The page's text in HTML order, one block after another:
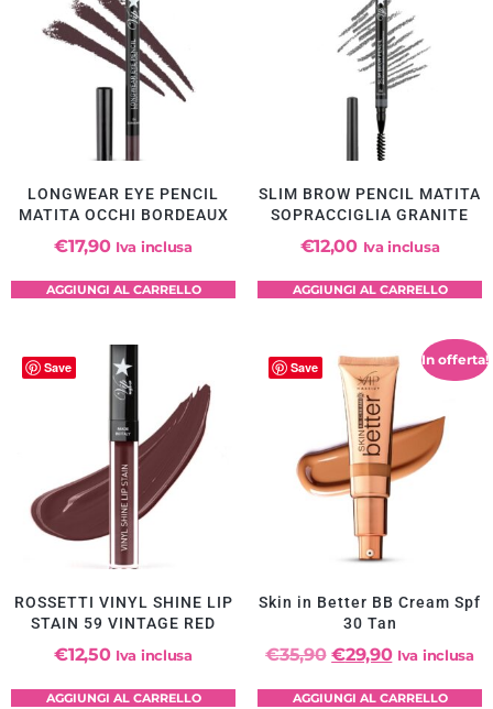
LONGWEAR EYE PENCIL
MATITA OCCHI BORDEAUX
€17,90 Iva inclusa
AGGIUNGI AL CARRELLO
SLIM BROW PENCIL MATITA
SOPRACCIGLIA GRANITE
€12,00 Iva inclusa
AGGIUNGI AL CARRELLO
Save
ROSSETTI VINYL SHINE LIP
STAIN 59 VINTAGE RED
€12,50 Iva inclusa
AGGIUNGI AL CARRELLO
Save
In offerta!
Skin in Better BB Cream Spf
30 Tan
€35,90 €29,90 Iva inclusa
AGGIUNGI AL CARRELLO